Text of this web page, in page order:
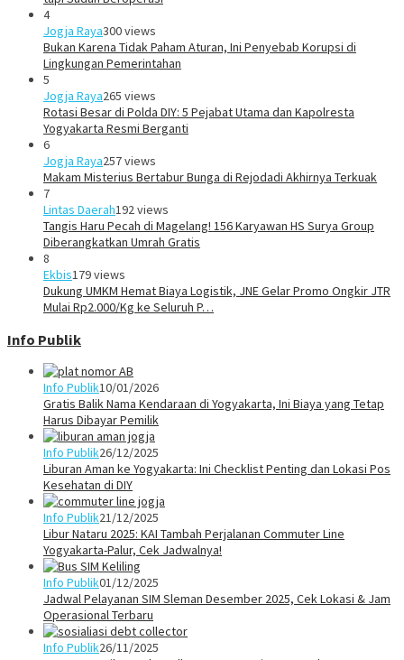
4
Jogja Raya300 views
Bukan Karena Tidak Paham Aturan, Ini Penyebab Korupsi di
Lingkungan Pemerintahan
5
Jogja Raya265 views
Rotasi Besar di Polda DIY: 5 Pejabat Utama dan Kapolresta
Yogyakarta Resmi Berganti
6
Jogja Raya257 views
Makam Misterius Bertabur Bunga di Rejodadi Akhirnya Terkuak
7
Lintas Daerah192 views
Tangis Haru Pecah di Magelang! 156 Karyawan HS Surya Group
Diberangkatkan Umrah Gratis
8
Ekbis179 views
Dukung UMKM Hemat Biaya Logistik, JNE Gelar Promo Ongkir JTR
Mulai Rp2.000/Kg ke Seluruh P…
Info Publik
Info Publik10/01/2026
Gratis Balik Nama Kendaraan di Yogyakarta, Ini Biaya yang Tetap
Harus Dibayar Pemilik
Info Publik26/12/2025
Liburan Aman ke Yogyakarta: Ini Checklist Penting dan Lokasi Pos
Kesehatan di DIY
Info Publik21/12/2025
Libur Nataru 2025: KAI Tambah Perjalanan Commuter Line
Yogyakarta-Palur, Cek Jadwalnya!
Info Publik01/12/2025
Jadwal Pelayanan SIM Sleman Desember 2025, Cek Lokasi & Jam
Operasional Terbaru
Info Publik26/11/2025